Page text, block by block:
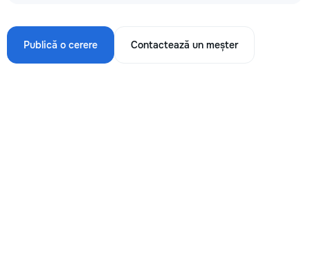
Publică o cerere Contactează un meșter